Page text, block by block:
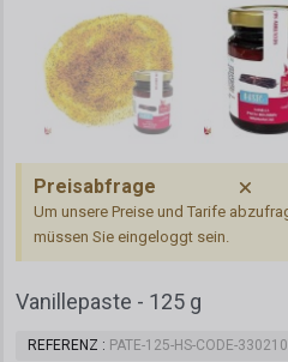
Preisabfrage
Um unsere Preise und Tarife
müssen Sie eingeloggt sein.
Vanillepaste - 125 g
REFERENZ PATE-125-HS-CODE-